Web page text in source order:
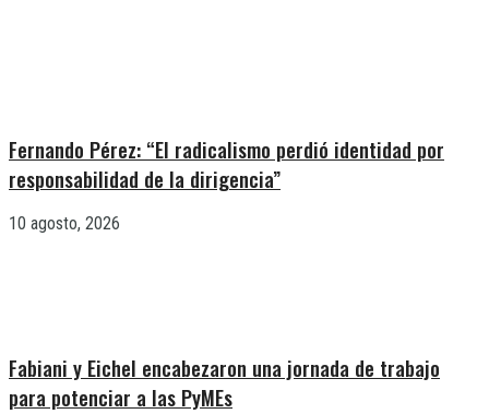
Fernando Pérez: “El radicalismo perdió identidad por
responsabilidad de la dirigencia”
10 agosto, 2026
Fabiani y Eichel encabezaron una jornada de trabajo
para potenciar a las PyMEs